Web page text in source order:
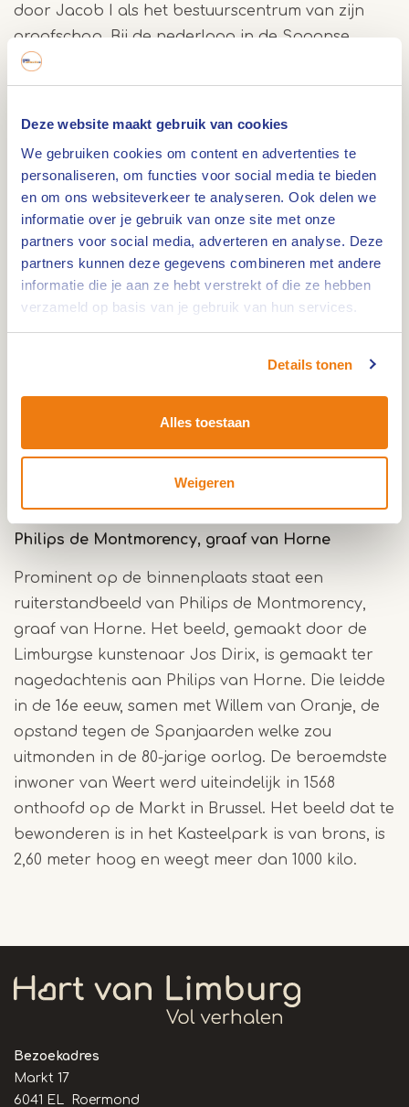
Deze website maakt gebruik van cookies
We gebruiken cookies om content en advertenties te
personaliseren, om functies voor social media te bieden
en om ons websiteverkeer te analyseren. Ook delen we
informatie over je gebruik van onze site met onze
partners voor social media, adverteren en analyse. Deze
partners kunnen deze gegevens combineren met andere
informatie die je aan ze hebt verstrekt of die ze hebben
verzameld op basis van je gebruik van hun services.
Details tonen
Alles toestaan
Weigeren
door Jacob I als het bestuurscentrum van zijn
graafschap. Bij de nederlaag in de Spaanse
Successieoorlog in 1702 werd het kasteel gesloopt
tot een hoogte van circa 4 meter. Daarmee kwam
Louis Beerenbroek op de fundamenten van een
hoektoren het huidige herenhuis.
Kasteelpark
In het kader van de totale vernieuwing van het
park zijn er nieuwe bruggen geplaatst die de
verbinding vormen tussen het Kasteelpark, de
Kasteelsingel en de voorburcht. Deze bruggen
breed toegankelijk en wordt de voorburcht
volledig bij het park betrokken.
Philips de Montmorency, graaf van Horne
Prominent op de binnenplaats staat een
ruiterstandbeeld van Philips de Montmorency,
graaf van Horne. Het beeld, gemaakt door de
Limburgse kunstenaar Jos Dirix, is gemaakt ter
nagedachtenis aan Philips van Horne. Die leidde
in de 16e eeuw, samen met Willem van Oranje, de
opstand tegen de Spanjaarden welke zou
uitmonden in de 80-jarige oorlog. De beroemdste
inwoner van Weert werd uiteindelijk in 1568
onthoofd op de Markt in Brussel. Het beeld dat te
bewonderen is in het Kasteelpark is van brons, is
2,60 meter hoog en weegt meer dan 1000 kilo.
Bezoekadres
Markt 17
6041 EL Roermond